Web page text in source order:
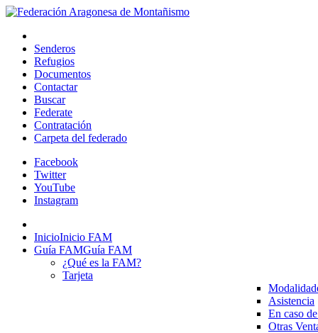
Senderos
Refugios
Documentos
Contactar
Buscar
Federate
Contratación
Carpeta del federado
Facebook
Twitter
YouTube
Instagram
InicioInicio FAM
Guía FAMGuía FAM
¿Qué es la FAM?
Tarjeta
Asistencia
En caso
Otras